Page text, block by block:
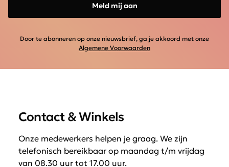
Meld mij aan
Door te abonneren op onze nieuwsbrief, ga je akkoord met onze
Algemene Voorwaarden
Contact & Winkels
Onze medewerkers helpen je graag. We zijn
telefonisch bereikbaar op maandag t/m vrijdag
van 08.30 uur tot 17.00 uur.